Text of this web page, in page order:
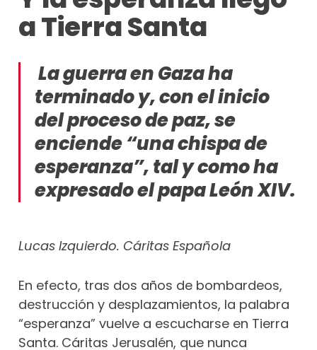
a Tierra Santa
La guerra en Gaza ha
terminado y, con el inicio
del proceso de paz, se
enciende “una chispa de
esperanza”, tal y como ha
expresado el papa León XIV.
Lucas Izquierdo. Cáritas Española
En efecto, tras dos años de bombardeos,
destrucción y desplazamientos, la palabra
“esperanza” vuelve a escucharse en Tierra
Santa. Cáritas Jerusalén, que nunca